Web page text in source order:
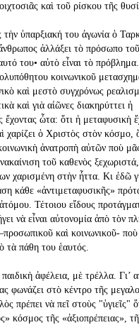
καὶ τοῦ ρίσκου τῆς
τὴν ὑπαρξιακή του ἀγωνία ὁ
ἄνθρωπος ἀλλάξει τὸ πρόσωπο
του• αὐτὸ εἶναι τὸ
κοινωνικοῦ
καὶ μεστὸ συγχρόνως
καὶ γιὰ αἰῶνες διακηρύττει ἡ
ὦτα: ὅτι ἡ μεταφυσικὴ
χαρίζει ὁ Χριστὸς στὸν κόσμο,
ἀνατροπὴ αὐτῶν ποὺ
τοῦ καθενὸς
χαρισμένη στὴν ἧττα. Κι ἐδῶ
κάθε «ἀντιμεταφυσικῆς»
Τέτοιου εἴδους
νὰ εἶναι αὐτονομία ἀπὸ τὸν
καὶ κοινωνικοῦ- ποὺ
τὰ πάθη του ἑαυτός.
ἀφέλεια, μὲ τρέλλα. Γι’
φωνάζει στὸ κέντρο τῆς
πρέπει νὰ πεῖ στοὺς "ὑγιεῖς"
κόσμος τῆς «ἀξιοπρέπειας»,